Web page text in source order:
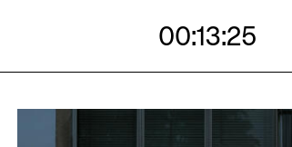
00:13:23